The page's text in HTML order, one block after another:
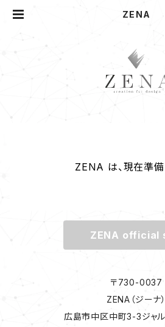
ZENA
ZENA は、現在準備
ZENA official
〒730-0037
ZENA（ジーナ）
広島市中区中町3-3ジャ